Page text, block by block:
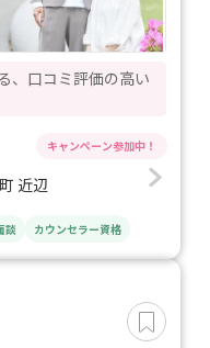
、口コミ評価の高い
近辺
談 カウンセラー資格